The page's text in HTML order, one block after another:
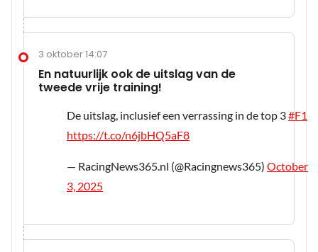
3 oktober 14:07
En natuurlijk ook de uitslag van de
tweede vrije training!
De uitslag, inclusief een verrassing in de top 3#F1
https://t.co/n6jbHQ5aF8
— RacingNews365.nl (@Racingnews365) October
3, 2025